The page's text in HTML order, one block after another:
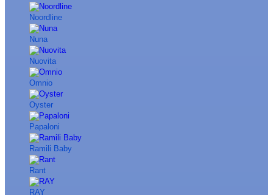
Noordline
Nuna
Nuovita
Omnio
Oyster
Papaloni
Ramili Baby
Rant
RAY